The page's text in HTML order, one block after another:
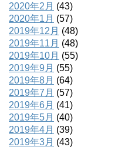
2020年2月 (43)
2020年1月 (57)
2019年12月 (48)
2019年11月 (48)
2019年10月 (55)
2019年9月 (55)
2019年8月 (64)
2019年7月 (57)
2019年6月 (41)
2019年5月 (40)
2019年4月 (39)
2019年3月 (43)